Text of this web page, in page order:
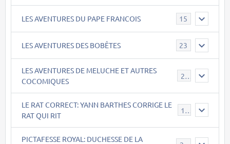
LES AVENTURES DU PAPE FRANCOIS 15
LES AVENTURES DES BOBÊTES 23
LES AVENTURES DE MELUCHE ET AUTRES
COCOMIQUES
LE RAT CORRECT: YANN BARTHES CORRIGE LE
RAT QUI RIT
PICTAFESSE ROYAL: DUCHESSE DE LA